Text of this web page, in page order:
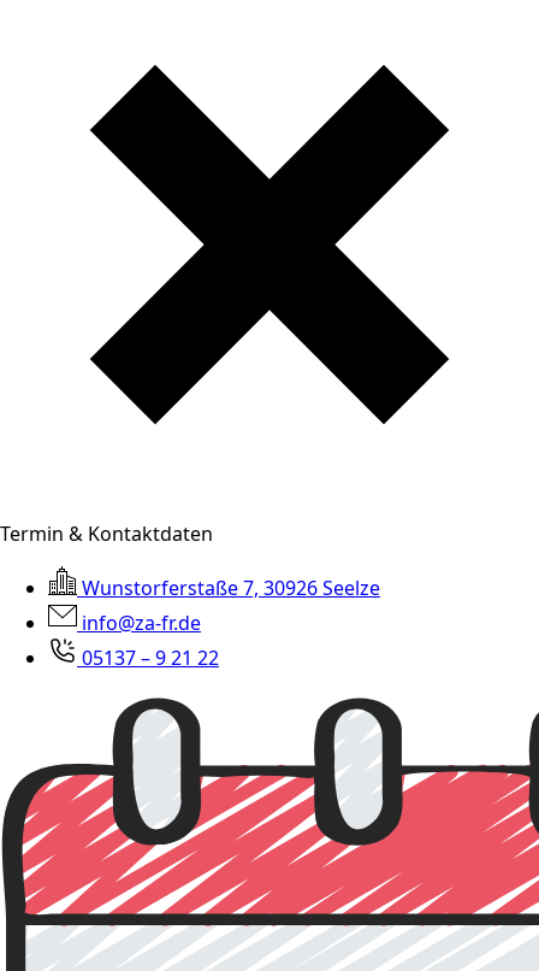
Termin & Kontaktdaten
Wunstorferstaße 7, 30926 Seelze
info@za-fr.de
05137 – 9 21 22